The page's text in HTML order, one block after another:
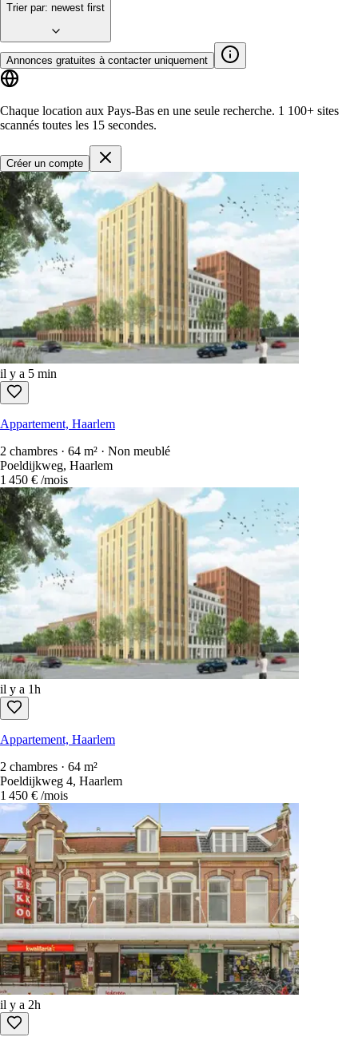
Trier par: newest first
Annonces gratuites à contacter uniquement
Chaque location aux Pays-Bas en une seule recherche. 1 100+ sites
scannés toutes les 15 secondes.
Créer un compte
il y a 5 min
Appartement, Haarlem
2 chambres · 64 m² · Non meublé
Poeldijkweg, Haarlem
1 450 € /mois
il y a 1h
Appartement, Haarlem
2 chambres · 64 m²
Poeldijkweg 4, Haarlem
1 450 € /mois
il y a 2h